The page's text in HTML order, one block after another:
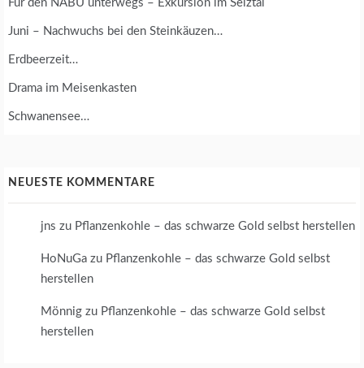
Für den NABU unterwegs – Exkursion im Selztal
Juni – Nachwuchs bei den Steinkäuzen…
Erdbeerzeit…
Drama im Meisenkasten
Schwanensee…
NEUESTE KOMMENTARE
jns zu Pflanzenkohle – das schwarze Gold selbst herstellen
HoNuGa zu Pflanzenkohle – das schwarze Gold selbst
herstellen
Mönnig zu Pflanzenkohle – das schwarze Gold selbst
herstellen